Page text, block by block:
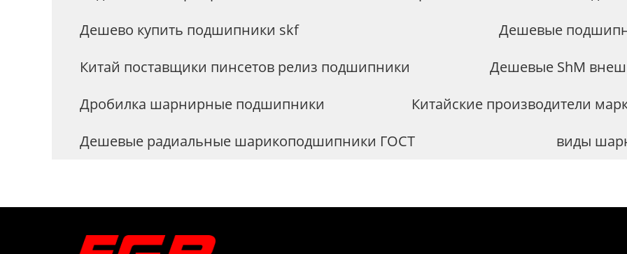
Дешево купить подшипники skf
Дешевые
Китай поставщики пинсетов релиз подшипники
Дешевые ShM
Дробилка шарнирные подшипники
Китайские производители
Дешевые радиальные шарикоподшипники ГОСТ
виды